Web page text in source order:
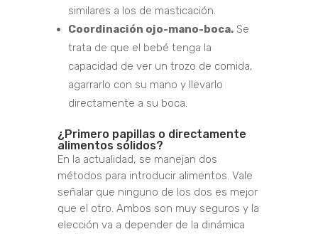
similares a los de masticación.
Coordinación ojo-mano-boca.Se
trata de que el bebé tenga la
capacidad de ver un trozo de comida,
agarrarlo con su mano y llevarlo
directamente a su boca.
¿Primero papillas o directamente
alimentos sólidos?
En la actualidad, se manejan dos
métodos para introducir alimentos. Vale
señalar que ninguno de los dos es mejor
que el otro. Ambos son muy seguros y la
elección va a depender de la dinámica